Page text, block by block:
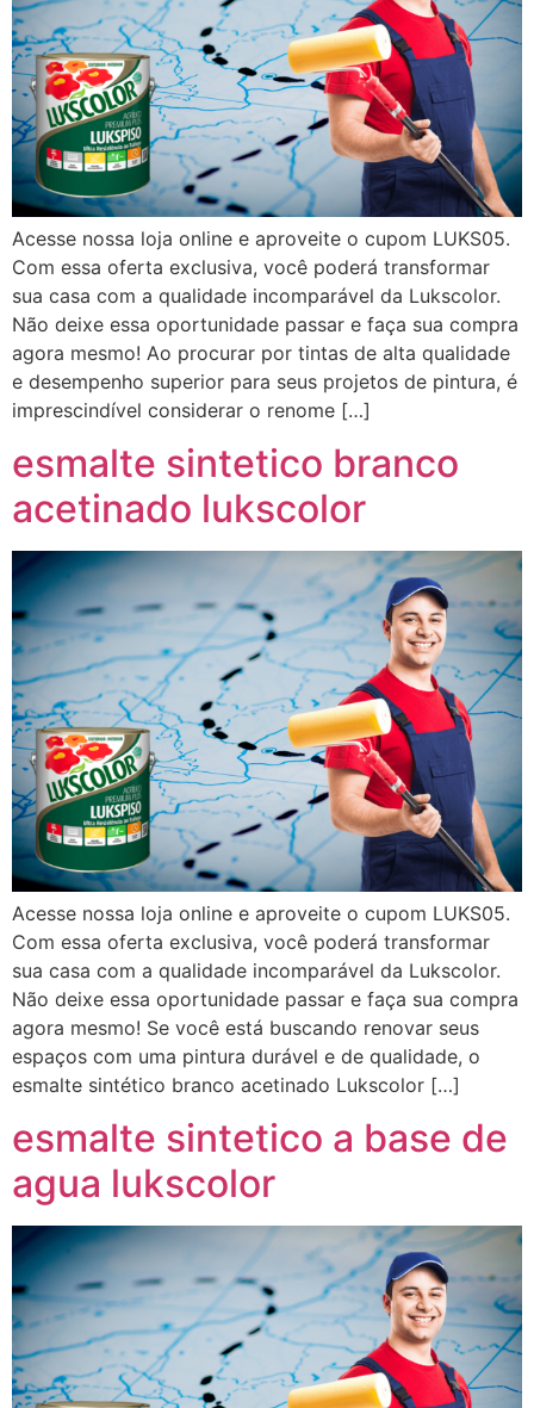
Acesse nossa loja online e aproveite o cupom LUKS05.
Com essa oferta exclusiva, você poderá transformar
sua casa com a qualidade incomparável da Lukscolor.
Não deixe essa oportunidade passar e faça sua compra
agora mesmo! Ao procurar por tintas de alta qualidade
e desempenho superior para seus projetos de pintura, é
imprescindível considerar o renome […]
esmalte sintetico branco
acetinado lukscolor
Acesse nossa loja online e aproveite o cupom LUKS05.
Com essa oferta exclusiva, você poderá transformar
sua casa com a qualidade incomparável da Lukscolor.
Não deixe essa oportunidade passar e faça sua compra
agora mesmo! Se você está buscando renovar seus
espaços com uma pintura durável e de qualidade, o
esmalte sintético branco acetinado Lukscolor […]
esmalte sintetico a base de
agua lukscolor